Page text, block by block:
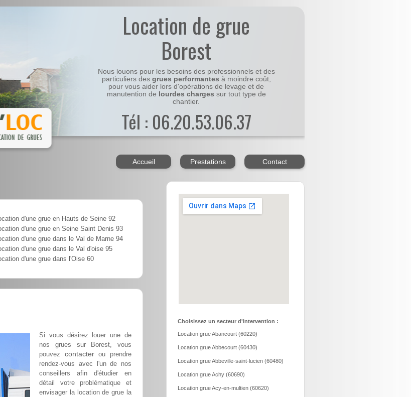
Location de grue
Borest
Nous louons pour les besoins des professionnels et des
particuliers des grues performantes à moindre coût,
pour vous aider lors d'opérations de levage et de
manutention de lourdes charges sur tout type de
chantier.
Tél : 06.20.53.06.37
Accueil Prestations Contact
d'une grue en Hauts de Seine 92
d'une grue en Seine Saint Denis 93
d'une grue dans le Val de Marne 94
d'une grue dans le Val d'oise 95
d'une grue dans l'Oise 60
Si vous désirez louer une de
nos grues sur Borest, vous
pouvez contacterou prendre
rendez-vous avec l'un de nos
conseillers afin d'étudier en
détail votre problématique et
envisager la location de grue la
Choisissez un secteur d'intervention :
Location grue Abancourt (60220)
Location grue Abbecourt (60430)
Location grue Abbeville-saint-lucien (60480)
Location grue Achy (60690)
Location grue Acy-en-multien (60620)